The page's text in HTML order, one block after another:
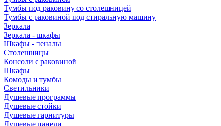
Тумбы под раковину со столешницей
Тумбы с раковиной под стиральную машину
Зеркала
Зеркала - шкафы
Шкафы - пеналы
Столешницы
Консоли с раковиной
Шкафы
Комоды и тумбы
Светильники
Душевые программы
Душевые стойки
Душевые гарнитуры
Душевые панели